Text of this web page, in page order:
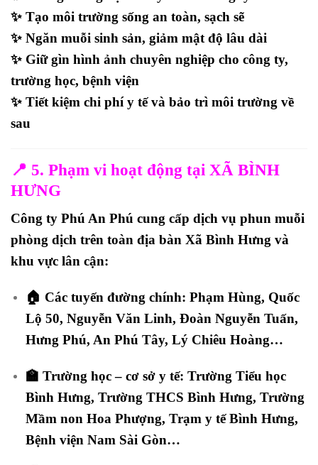
✨ Tạo môi trường sống an toàn, sạch sẽ
✨ Ngăn muỗi sinh sản, giảm mật độ lâu dài
✨ Giữ gìn hình ảnh chuyên nghiệp cho công ty,
trường học, bệnh viện
✨ Tiết kiệm chi phí y tế và bảo trì môi trường về
sau
📍 5. Phạm vi hoạt động tại XÃ BÌNH
HƯNG
Công ty Phú An Phú cung cấp dịch vụ phun muỗi
phòng dịch trên toàn địa bàn Xã Bình Hưng và
khu vực lân cận:
🏠 Các tuyến đường chính: Phạm Hùng, Quốc
Lộ 50, Nguyễn Văn Linh, Đoàn Nguyễn Tuấn,
Hưng Phú, An Phú Tây, Lý Chiêu Hoàng…
🏫 Trường học – cơ sở y tế: Trường Tiểu học
Bình Hưng, Trường THCS Bình Hưng, Trường
Mầm non Hoa Phượng, Trạm y tế Bình Hưng,
Bệnh viện Nam Sài Gòn…